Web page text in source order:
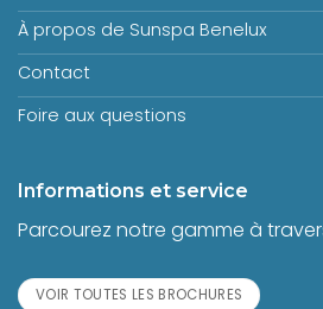
À propos de Sunspa Benelux
Contact
Foire aux questions
Informations et service
Parcourez notre gamme à
VOIR TOUTES LES BROCHURES